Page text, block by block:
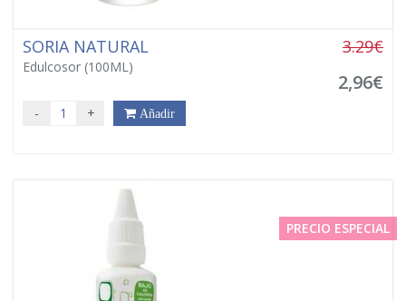
SORIA NATURAL
Edulcosor (100ML)
3.29€
2,96€
- + Añadir
PRECIO ESPECIAL